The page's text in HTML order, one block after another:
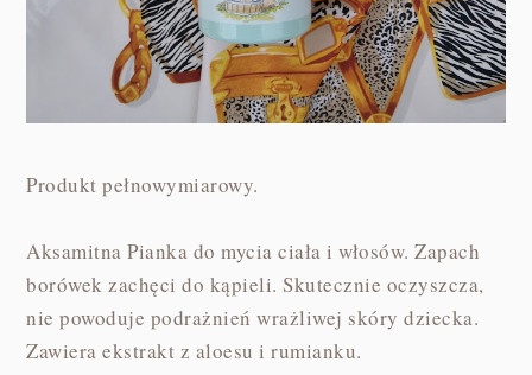
Produkt pełnowymiarowy.
Aksamitna Pianka do mycia ciała i włosów. Zapach
borówek zachęci do kąpieli. Skutecznie oczyszcza,
nie powoduje podrażnień wrażliwej skóry dziecka.
Zawiera ekstrakt z aloesu i rumianku.